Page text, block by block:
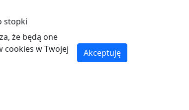
stopki
że będą one
cookies w Twojej
Akceptuję